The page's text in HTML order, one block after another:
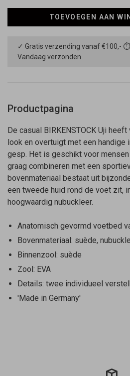
TOEVOEGEN AAN
✓ Gratis verzending vanaf €100,-
Vandaag verzonden
Productpagina
De casual BIRKENSTOCK Uji
look en overtuigt met een handige
gesp. Het is geschikt voor
graag combineren met een
bovenmateriaal bestaat uit
een tweede huid rond de voet zit,
hoogwaardig nubuckleer.
Anatomisch gevormd voetbed
Bovenmateriaal: suède,
Binnenzool: suède
Zool: EVA
Details: twee individueel
'Made in Germany'